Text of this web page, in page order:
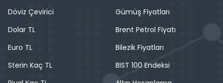
Döviz Çevirici
Dolar TL
Euro TL
Sterin Kaç TL
Gümüş Fiyatları
Brent Petrol Fiyatı
Bilezik Fiyatları
BIST 100 Endeksi